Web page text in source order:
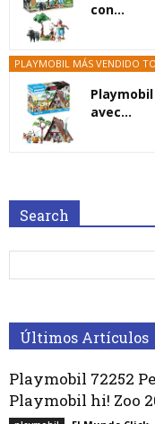
con...
PLAYMOBIL MÁS VENDIDO
avec...
Search
Últimos Artículos
Playmobil 72252
Playmobil hi! Zoo